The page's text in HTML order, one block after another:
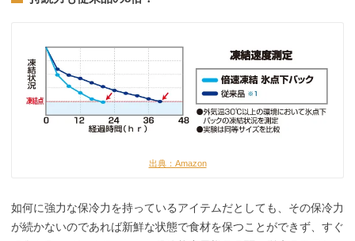
出典：Amazon
如何に強力な保冷力を持っているアイテムだとしても、その保冷力
が続かないのであれば新鮮な状態で食材を保つことができず、すぐ